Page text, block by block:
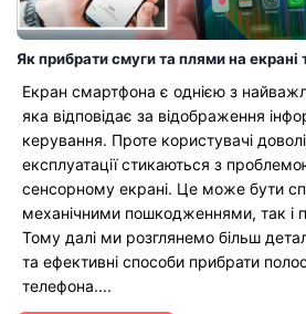
Як прибрати смуги та плями на екрані
Екран смартфона є однією з
яка відповідає за відображення
керування. Проте користувачі
експлуатації стикаються з
сенсорному екрані. Це може бути
механічними пошкодженнями, так і
Тому далі ми розглянемо більш
та ефективні способи прибрати
телефона....